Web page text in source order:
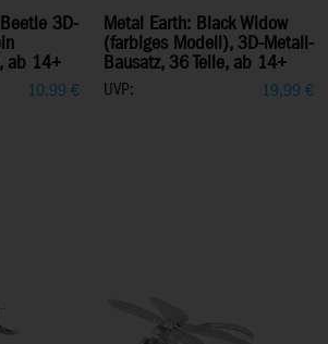
3D-
ab 14+
10,99 €
Metal Earth: Black Widow
(farbiges Modell), 3D-Metall-
Bausatz, 36 Teile, ab 14+
UVP: 19,99 €